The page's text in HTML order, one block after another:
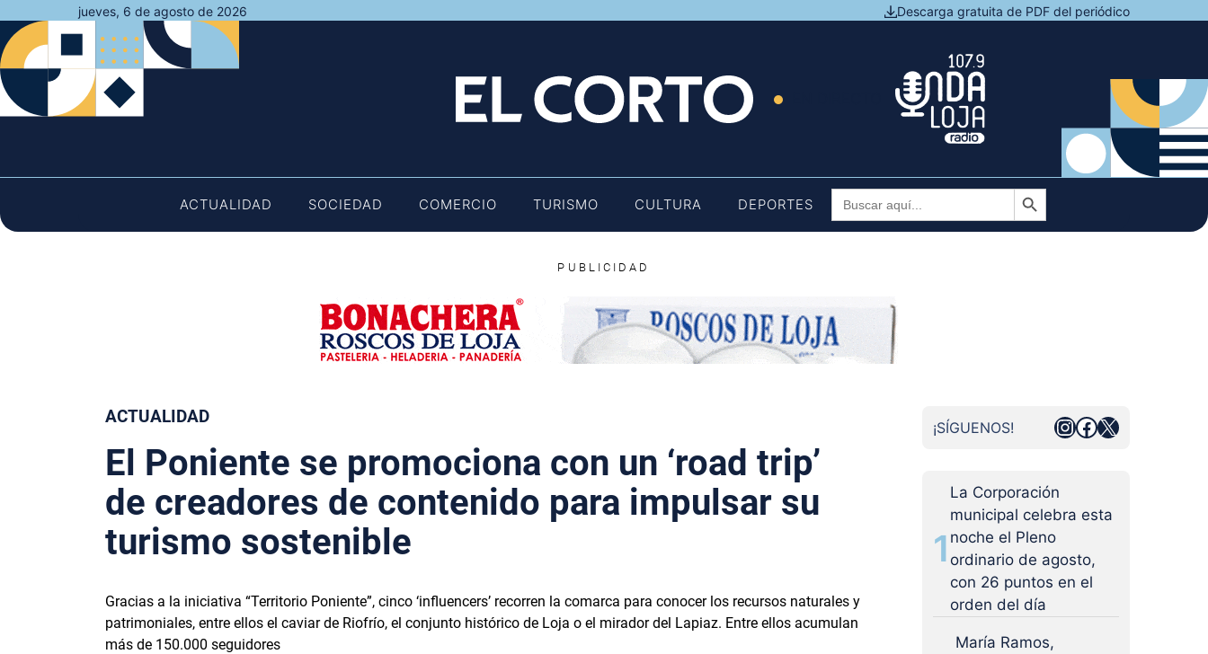
al
contenido
jueves, 6 de agosto de 2026 Descarga gratuita de PDF del periódico
ACTUALIDAD SOCIEDAD COMERCIO TURISMO CULTURA DEPORTES
Buscar: Botón de búsqueda
PUBLICIDAD
ACTUALIDAD
El Poniente se promociona con un ‘road trip’
de creadores de contenido para impulsar su
turismo sostenible
Gracias a la iniciativa “Territorio Poniente”, cinco ‘influencers’ recorren la comarca para conocer los recursos naturales y
patrimoniales, entre ellos el caviar de Riofrío, el conjunto histórico de Loja o el mirador del Lapiaz. Entre ellos acumulan
más de 150.000 seguidores
¡SÍGUENOS! Instagram
Facebook
X
1
La Corporación
municipal celebra esta
noche el Pleno
ordinario de agosto,
con 26 puntos en el
orden del día
María Ramos,